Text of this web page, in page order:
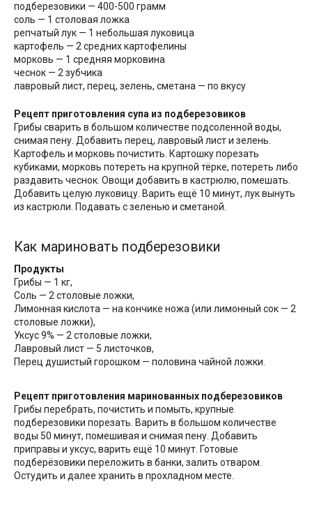
подберезовики — 400-500 грамм
соль — 1 столовая ложка
репчатый лук — 1 небольшая луковица
картофель — 2 средних картофелины
морковь — 1 средняя морковина
чеснок — 2 зубчика
лавровый лист, перец, зелень, сметана — по вкусу
Рецепт приготовления супа из подберезовиков
Грибы сварить в большом количестве подсоленной воды,
снимая пену. Добавить перец, лавровый лист и зелень.
Картофель и морковь почистить. Картошку порезать
кубиками, морковь потереть на крупной тёрке, потереть либо
раздавить чеснок. Овощи добавить в кастрюлю, помешать.
Добавить целую луковицу. Варить ещё 10 минут, лук вынуть
из кастрюли. Подавать с зеленью и сметаной.
Как мариновать подберезовики
Продукты
Грибы — 1 кг,
Соль — 2 столовые ложки,
Лимонная кислота — на кончике ножа (или лимонный сок — 2
столовые ложки),
Уксус 9% — 2 столовые ложки,
Лавровый лист — 5 листочков,
Перец душистый горошком — половина чайной ложки.
Рецепт приготовления маринованных подберезовиков
Грибы перебрать, почистить и помыть, крупные
подберезовики порезать. Варить в большом количестве
воды 50 минут, помешивая и снимая пену. Добавить
приправы и уксус, варить ещё 10 минут. Готовые
подберёзовики переложить в банки, залить отваром.
Остудить и далее хранить в прохладном месте.